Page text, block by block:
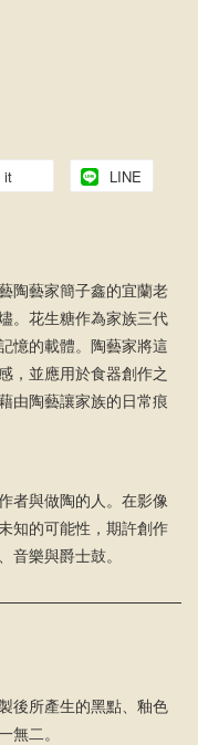
it LINE
陶藝家簡子鑫的宜蘭老
。花生糖作為家族三代
憶的載體。陶藝家將這
，並應用於食器創作之
由陶藝讓家族的日常痕
者與做陶的人。在影像
知的可能性，期許創作
音樂與爵士鼓。
後所產生的黑點、釉色
二。